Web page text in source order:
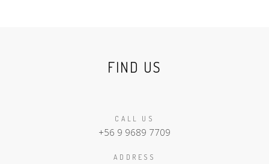
FIND US
CALL US
+56 9 9689 7709
ADDRESS